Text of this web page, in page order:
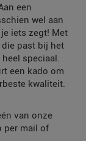
een
wel aan
iets zegt! Met
past bij het
speciaal.
een kado om
kwaliteit.
van onze
per mail of